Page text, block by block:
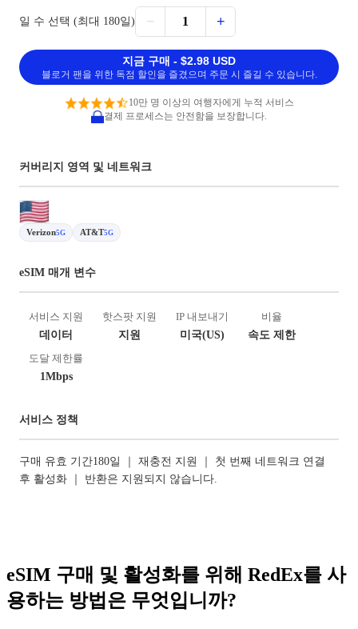
일 수 선택 (최대 180일) − 1 +
지금 구매 - $2.98 USD
블로거 팬을 위한 독점 할인을 즐겼으며 주문 시 즐길 수 있습니다.
10만 명 이상의 여행자에게 누적 서비스
결제 프로세스는 안전함을 보장합니다.
커버리지 영역 및 네트워크
Verizon5G AT&T5G
eSIM 매개 변수
서비스 지원
데이터
핫스팟 지원
지원
IP 내보내기
미국(US)
비율
속도 제한
도달 제한률
1Mbps
서비스 정책
구매 유효 기간180일 ｜ 재충전 지원 ｜ 첫 번째 네트워크 연결
후 활성화 ｜ 반환은 지원되지 않습니다.
eSIM 구매 및 활성화를 위해 RedEx를 사
용하는 방법은 무엇입니까?